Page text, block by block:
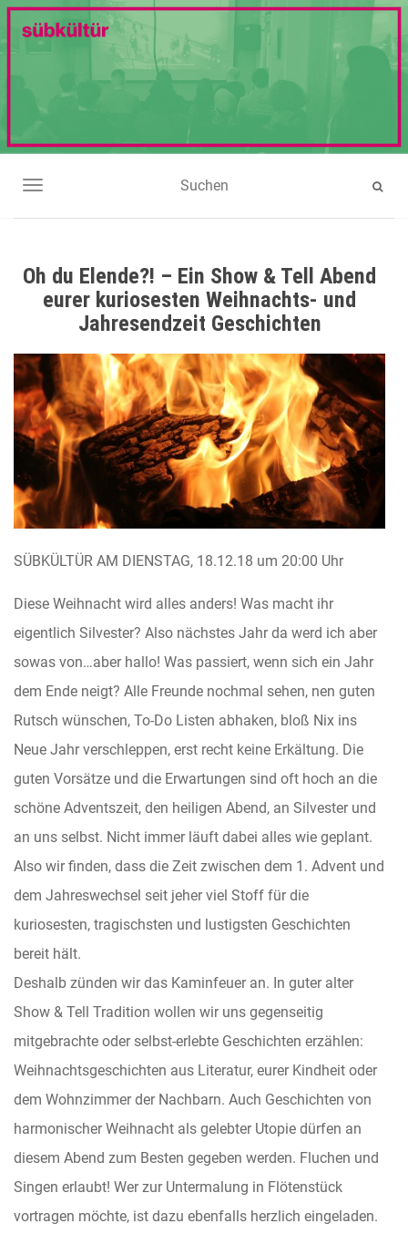
NAVIGATION UMSCHALTEN
Oh du Elende?! – Ein Show & Tell Abend
eurer kuriosesten Weihnachts- und
Jahresendzeit Geschichten
SÜBKÜLTÜR AM DIENSTAG, 18.12.18 um 20:00 Uhr
Diese Weihnacht wird alles anders! Was macht ihr
eigentlich Silvester? Also nächstes Jahr da werd ich aber
sowas von…aber hallo! Was passiert, wenn sich ein Jahr
dem Ende neigt? Alle Freunde nochmal sehen, nen guten
Rutsch wünschen, To-Do Listen abhaken, bloß Nix ins
Neue Jahr verschleppen, erst recht keine Erkältung. Die
guten Vorsätze und die Erwartungen sind oft hoch an die
schöne Adventszeit, den heiligen Abend, an Silvester und
an uns selbst. Nicht immer läuft dabei alles wie geplant.
Also wir finden, dass die Zeit zwischen dem 1. Advent und
dem Jahreswechsel seit jeher viel Stoff für die
kuriosesten, tragischsten und lustigsten Geschichten
bereit hält.
Deshalb zünden wir das Kaminfeuer an. In guter alter
Show & Tell Tradition wollen wir uns gegenseitig
mitgebrachte oder selbst-erlebte Geschichten erzählen:
Weihnachtsgeschichten aus Literatur, eurer Kindheit oder
dem Wohnzimmer der Nachbarn. Auch Geschichten von
harmonischer Weihnacht als gelebter Utopie dürfen an
diesem Abend zum Besten gegeben werden. Fluchen und
Singen erlaubt! Wer zur Untermalung in Flötenstück
vortragen möchte, ist dazu ebenfalls herzlich eingeladen.